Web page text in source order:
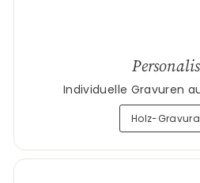
Individuelle Gravuren
Holz-